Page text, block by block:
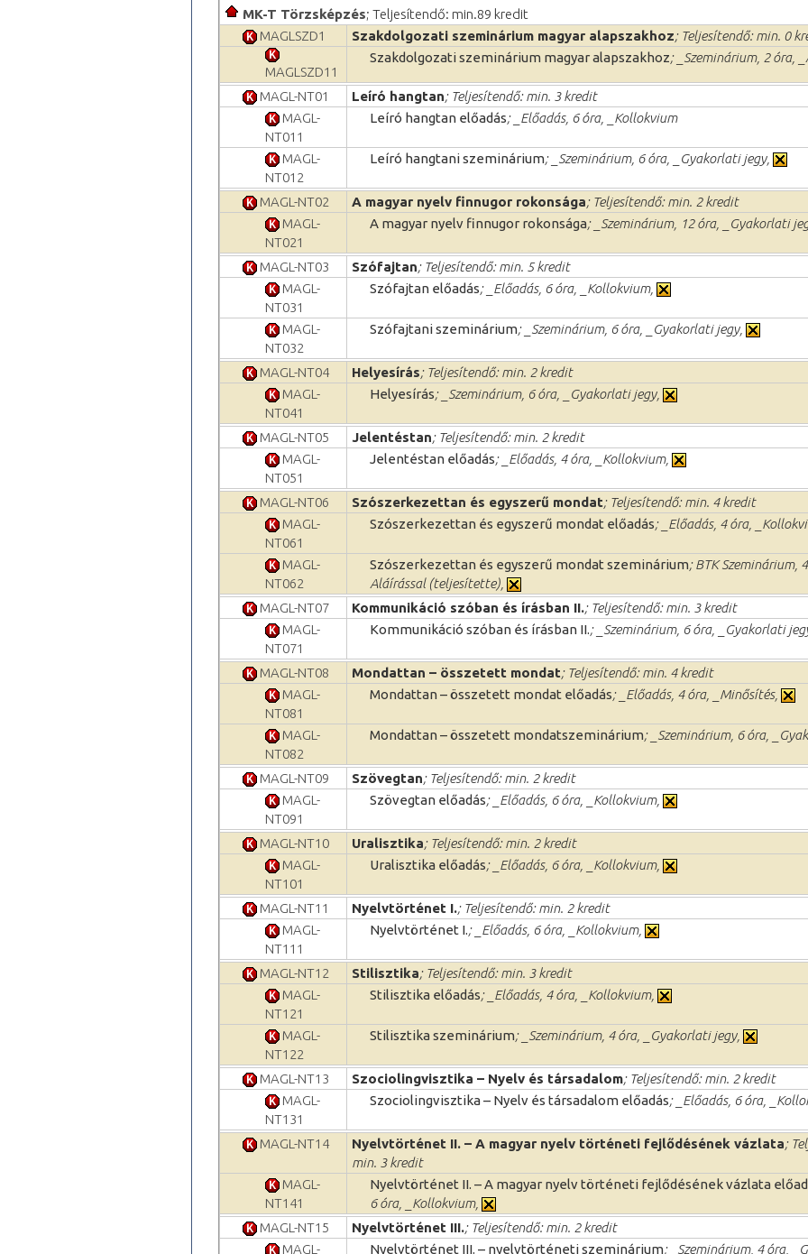
MK-T Törzsképzés; Teljesítendő: min.89 kredit
MAGLSZD1
Szakdolgozati szeminárium magyar alapszakhoz; Teljesítendő: min. 0
MAGLSZD11
Szakdolgozati szeminárium magyar alapszakhoz; _Szeminárium, 2 óra,
MAGL-NT01 Leíró hangtan; Teljesítendő: min. 3 kredit
MAGL-
NT011
Leíró hangtan előadás; _Előadás, 6 óra, _Kollokvium
MAGL-
NT012
Leíró hangtani szeminárium; _Szeminárium, 6 óra, _Gyakorlati jegy,
MAGL-NT02 A magyar nyelv finnugor rokonsága; Teljesítendő: min. 2 kredit
MAGL-
NT021
A magyar nyelv finnugor rokonsága; _Szeminárium, 12 óra, _Gyakorlati
MAGL-NT03 Szófajtan; Teljesítendő: min. 5 kredit
MAGL-
NT031
Szófajtan előadás; _Előadás, 6 óra, _Kollokvium,
MAGL-
NT032
Szófajtani szeminárium; _Szeminárium, 6 óra, _Gyakorlati jegy,
MAGL-NT04 Helyesírás; Teljesítendő: min. 2 kredit
MAGL-
NT041
Helyesírás; _Szeminárium, 6 óra, _Gyakorlati jegy,
MAGL-NT05 Jelentéstan; Teljesítendő: min. 2 kredit
MAGL-
NT051
Jelentéstan előadás; _Előadás, 4 óra, _Kollokvium,
MAGL-NT06 Szószerkezettan és egyszerű mondat; Teljesítendő: min. 4 kredit
MAGL-
NT061
Szószerkezettan és egyszerű mondat előadás; _Előadás, 4 óra,
MAGL-
NT062
Szószerkezettan és egyszerű mondat szeminárium; BTK Szeminárium,
Aláírással (teljesítette),
MAGL-NT07 Kommunikáció szóban és írásban II.; Teljesítendő: min. 3 kredit
MAGL-
NT071
Kommunikáció szóban és írásban II.; _Szeminárium, 6 óra, _Gyakorlati
MAGL-NT08 Mondattan – összetett mondat; Teljesítendő: min. 4 kredit
MAGL-
NT081
Mondattan – összetett mondat előadás; _Előadás, 4 óra, _Minősítés,
MAGL-
NT082
Mondattan – összetett mondatszeminárium; _Szeminárium, 6 óra,
MAGL-NT09 Szövegtan; Teljesítendő: min. 2 kredit
MAGL-
NT091
Szövegtan előadás; _Előadás, 6 óra, _Kollokvium,
MAGL-NT10 Uralisztika; Teljesítendő: min. 2 kredit
MAGL-
NT101
Uralisztika előadás; _Előadás, 6 óra, _Kollokvium,
MAGL-NT11 Nyelvtörténet I.; Teljesítendő: min. 2 kredit
MAGL-
NT111
Nyelvtörténet I.; _Előadás, 6 óra, _Kollokvium,
MAGL-NT12 Stilisztika; Teljesítendő: min. 3 kredit
MAGL-
NT121
Stilisztika előadás; _Előadás, 4 óra, _Kollokvium,
MAGL-
NT122
Stilisztika szeminárium; _Szeminárium, 4 óra, _Gyakorlati jegy,
MAGL-NT13 Szociolingvisztika – Nyelv és társadalom; Teljesítendő: min. 2 kredit
MAGL-
NT131
Szociolingvisztika – Nyelv és társadalom előadás; _Előadás, 6 óra,
MAGL-NT14 Nyelvtörténet II. – A magyar nyelv történeti fejlődésének vázlata;
min. 3 kredit
MAGL-
NT141
Nyelvtörténet II. – A magyar nyelv történeti fejlődésének vázlata
6 óra, _Kollokvium,
MAGL-NT15 Nyelvtörténet III.; Teljesítendő: min. 2 kredit
MAGL-
Nyelvtörténet III. – nyelvtörténeti szeminárium; _Szeminárium, 4 óra,